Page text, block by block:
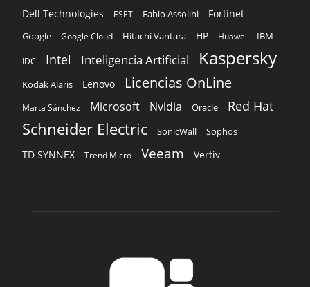
Dell Technologies ESET Fabio Assolini Fortinet
Google Google Cloud Hitachi Vantara HP Huawei IBM
IDC Intel Inteligencia Artificial Kaspersky
Kodak Alaris Lenovo Licencias OnLine
Marta Sánchez Microsoft Nvidia Oracle Red Hat
Schneider Electric SonicWall Sophos
TD SYNNEX Trend Micro Veeam Vertiv